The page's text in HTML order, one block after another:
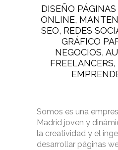
DISEÑO
ONLINE,
SEO, REDES
GRÁFICO
NEGOCIOS,
Somos es una
Madrid joven y
la creatividad y el
desarrollar páginas